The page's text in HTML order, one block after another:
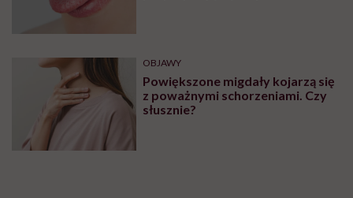
OBJAWY
Powiększone migdały kojarzą się
z poważnymi schorzeniami. Czy
słusznie?